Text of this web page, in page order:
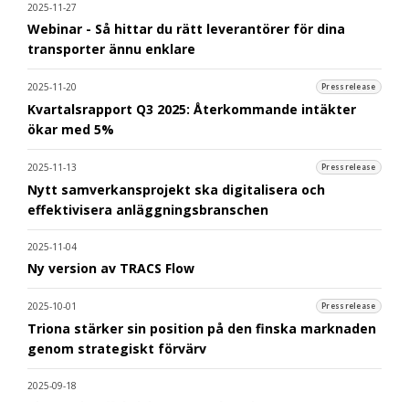
2025-11-27
Webinar - Så hittar du rätt leverantörer för dina
transporter ännu enklare
2025-11-20 Pressrelease
Kvartalsrapport Q3 2025: Återkommande intäkter
ökar med 5%
2025-11-13 Pressrelease
Nytt samverkansprojekt ska digitalisera och
effektivisera anläggningsbranschen
2025-11-04
Ny version av TRACS Flow
2025-10-01 Pressrelease
Triona stärker sin position på den finska marknaden
genom strategiskt förvärv
2025-09-18